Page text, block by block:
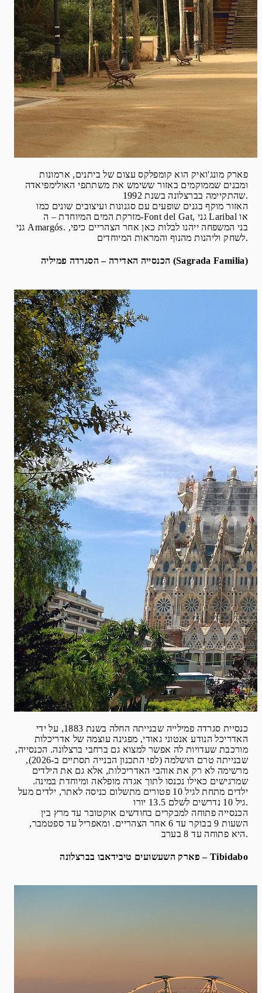
פארק מונג'ואיק הוא קומפלקס עצום של ביתנים, ארמונות
ומבנים שממוקמים באזור ששימש את משתתפי האולימפיאדה
שהתקיימה בברצלונה בשנת 1992.
האזור מוקף בגנים שופעים עם סגנונות ועיצובים שונים כמו
מזרקת המים המיוחדת – ה-Font del Gat, גני Laribal או
גני Amargós. בני המשפחה ייהנו לבלות כאן אחר הצהריים כיפי,
לשחק וליהנות מהנוף והמראות המיוחדים.
הכנסייה האדירה – הסגרדה פמיליה (Sagrada Familia)
כנסיית סגרדה פמילייה שבנייתה החלה בשנת 1883, על ידי
האדריכל הנודע אנטוני גאודי, מפגינה עוצמה של אדריכלות
מורכבת שעדויות לה אפשר למצוא גם ברחבי ברצלונה. הכנסייה,
שבנייתה טרם הושלמה (לפי התכנון הבנייה תסתיים ב-2026),
מרשימה לא רק את אוהבי האדריכלות, אלא גם את הילדים
שמרגישים כאילו נכנסו לתוך אגדה מופלאה ומיוחדת במינה.
ילדים מתחת לגיל 10 פטורים מתשלום כניסה לאתר, ילדים מעל
גיל 10 נדרשים לשלם 13.5 יורו.
הכנסייה פתוחה למבקרים בחודשים אוקטובר עד מרץ בין
השעות 9 בבוקר עד 6 אחר הצהריים. ומאפריל עד ספטמבר,
היא פתוחה עד 8 בערב.
פארק השעשועים טיבידאבו בברצלונה – Tibidabo